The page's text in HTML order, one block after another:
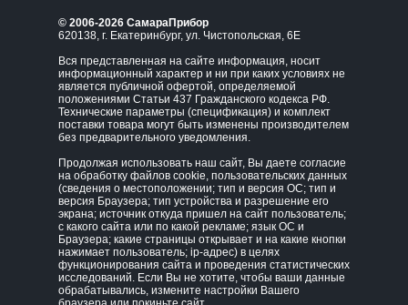
© 2006-2026 СамараПрибор
620138, г. Екатеринбург, ул. Чистопольская, 6Е
Вся представленная на сайте информация, носит
информационный характер и ни при каких условиях не
является публичной офертой, определяемой
положениями Статьи 437 Гражданского кодекса РФ.
Технические параметры (спецификация) и комплект
поставки товара могут быть изменены производителем
без предварительного уведомления.
Продолжая использовать наш сайт, Вы даете согласие
на обработку файлов cookie, пользовательских данных
(сведения о местоположении; тип и версия ОС; тип и
версия Браузера; тип устройства и разрешение его
экрана; источник откуда пришел на сайт пользователь;
с какого сайта или по какой рекламе; язык ОС и
Браузера; какие страницы открывает и на какие кнопки
нажимает пользователь; ip-адрес) в целях
функционирования сайта и проведения статистических
исследований. Если Вы не хотите, чтобы ваши данные
обрабатывались, измените настройки Вашего